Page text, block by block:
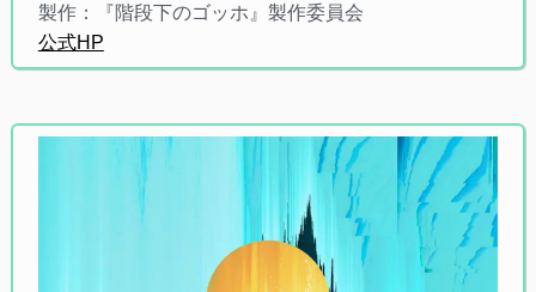
製作：『階段下のゴッホ』製作委員会
公式HP